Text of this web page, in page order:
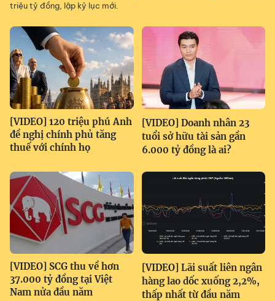
triệu tỷ đồng, lập kỷ lục mới.
[VIDEO] 120 triệu phú Anh
đề nghị chính phủ tăng
thuế với chính họ
[VIDEO] Doanh nhân 23
tuổi sở hữu tài sản gần
6.000 tỷ đồng là ai?
[VIDEO] SCG thu về hơn
37.000 tỷ đồng tại Việt
Nam nửa đầu năm
[VIDEO] Lãi suất liên ngân
hàng lao dốc xuống 2,2%,
thấp nhất từ đầu năm